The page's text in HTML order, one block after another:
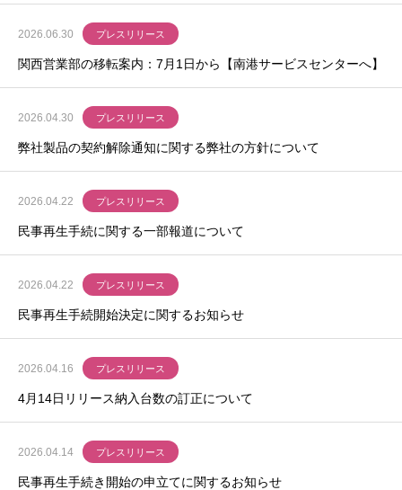
2026.06.30 プレスリリース
関西営業部の移転案内：7月1日から【南港サービスセンターへ】
2026.04.30 プレスリリース
弊社製品の契約解除通知に関する弊社の方針について
2026.04.22 プレスリリース
民事再生手続に関する一部報道について
2026.04.22 プレスリリース
民事再生手続開始決定に関するお知らせ
2026.04.16 プレスリリース
4月14日リリース納入台数の訂正について
2026.04.14 プレスリリース
民事再生手続き開始の申立てに関するお知らせ